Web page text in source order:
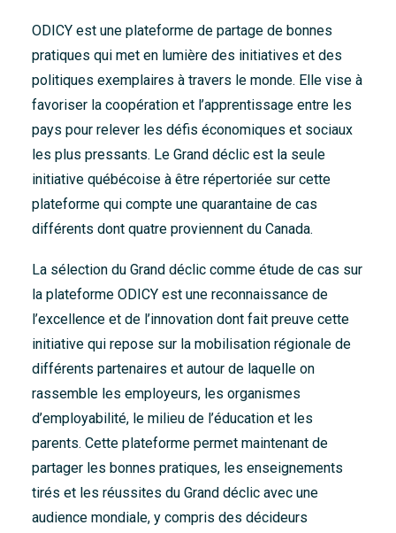
ODICY est une plateforme de partage de bonnes
pratiques qui met en lumière des initiatives et des
politiques exemplaires à travers le monde. Elle vise à
favoriser la coopération et l’apprentissage entre les
pays pour relever les défis économiques et sociaux
les plus pressants. Le Grand déclic est la seule
initiative québécoise à être répertoriée sur cette
plateforme qui compte une quarantaine de cas
différents dont quatre proviennent du Canada.
La sélection du Grand déclic comme étude de cas sur
la plateforme ODICY est une reconnaissance de
l’excellence et de l’innovation dont fait preuve cette
initiative qui repose sur la mobilisation régionale de
différents partenaires et autour de laquelle on
rassemble les employeurs, les organismes
d’employabilité, le milieu de l’éducation et les
parents. Cette plateforme permet maintenant de
partager les bonnes pratiques, les enseignements
tirés et les réussites du Grand déclic avec une
audience mondiale, y compris des décideurs